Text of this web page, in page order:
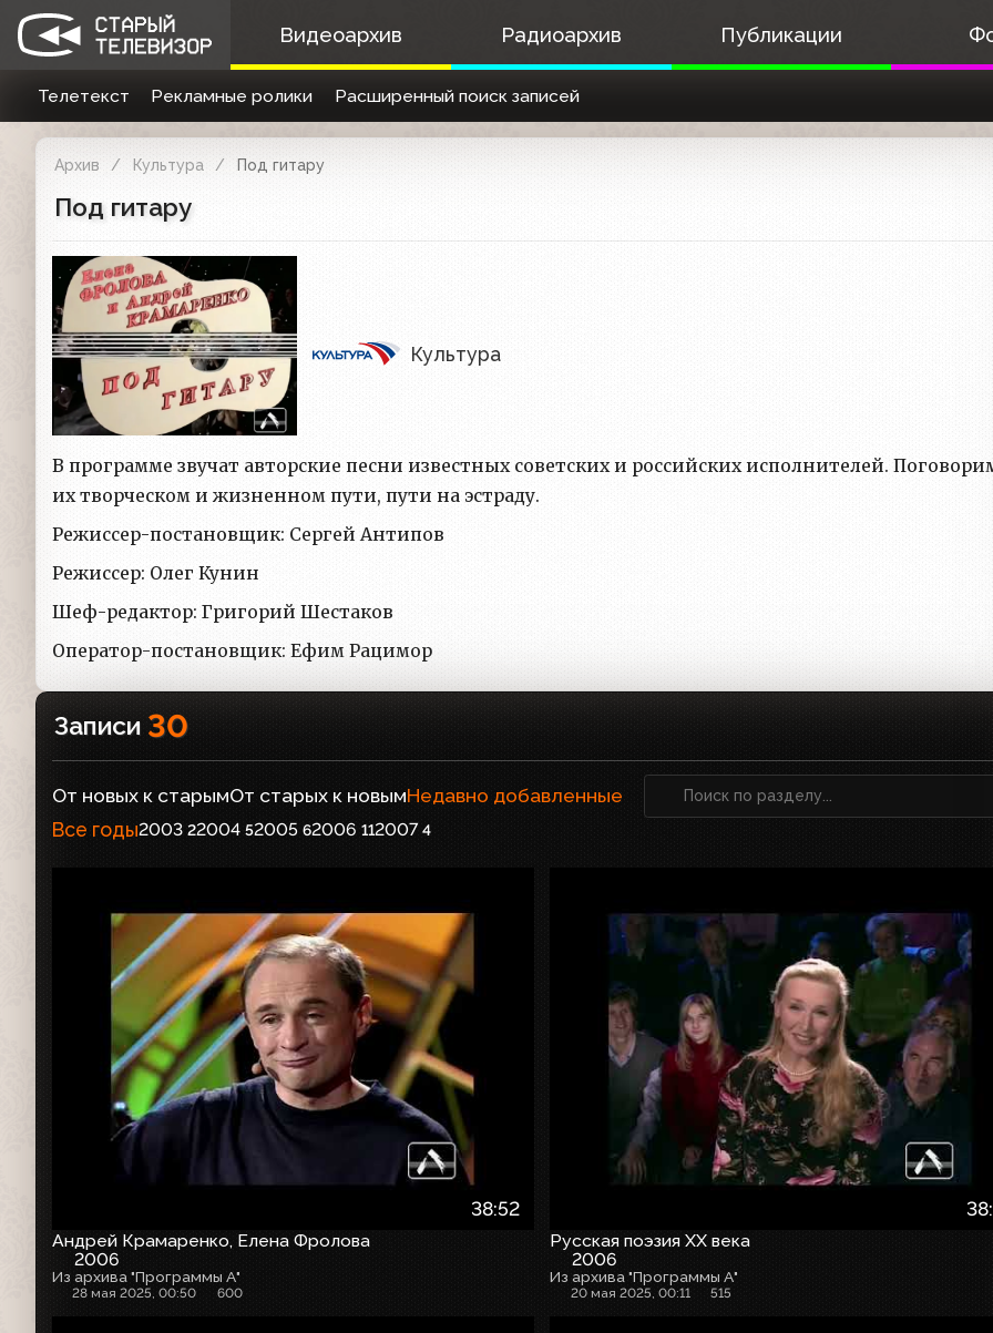
Видеоархив Радиоархив Публикации
Телетекст Рекламные ролики Расширенный поиск записей
Архив Культура Под гитару
Под гитару
Культура
В программе звучат авторские песни известных советских и российских исполнителей.
их творческом и жизненном пути, пути на эстраду.
Режиссер-постановщик: Сергей Антипов
Режиссер: Олег Кунин
Шеф-редактор: Григорий Шестаков
Оператор-постановщик: Ефим Рацимор
Записи 30
От новых к старымОт старых к новымНедавно добавленные
Все годы2003 22004 52005 62006 112007 4
38:52
Андрей Крамаренко, Елена Фролова
2006
Из архива "Программы А"
28 мая 2025, 00:50 600
Русская поэзия ХХ века
2006
Из архива "Программы А"
20 мая 2025, 00:11 515